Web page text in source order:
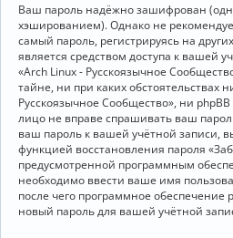
Ваш пароль надёжно зашифрован
хэшированием). Однако не
самый пароль, регистрируясь на
является средством доступа к вашей
«Arch Linux - Русскоязычное
тайне, ни при каких обстоятельствах
Русскоязычное Сообщество», ни
лицо не вправе спрашивать ваш
ваш пароль к вашей учётной записи,
функцией восстановления пароля
предусмотренной программным
необходимо ввести ваше имя
после чего программное обеспечение
новый пароль для вашей учётной